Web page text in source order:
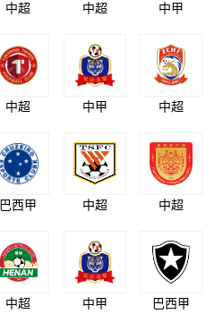
中超 中超 中甲
中超 中甲 中超
巴西甲 中超 中超
中超 中甲 巴西甲